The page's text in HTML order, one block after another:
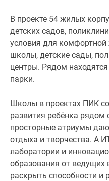
В проекте 54 жилых
детских садов,
условия для
школы, детские сады,
центры. Рядом
парки.
Школы в проектах ПИК
развития ребёнка
просторные атриумы
отдыха и творчества. А
лаборатории и
образования от
раскрыть способности и